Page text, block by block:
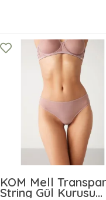
KOM Mell
String Gül Kurusu